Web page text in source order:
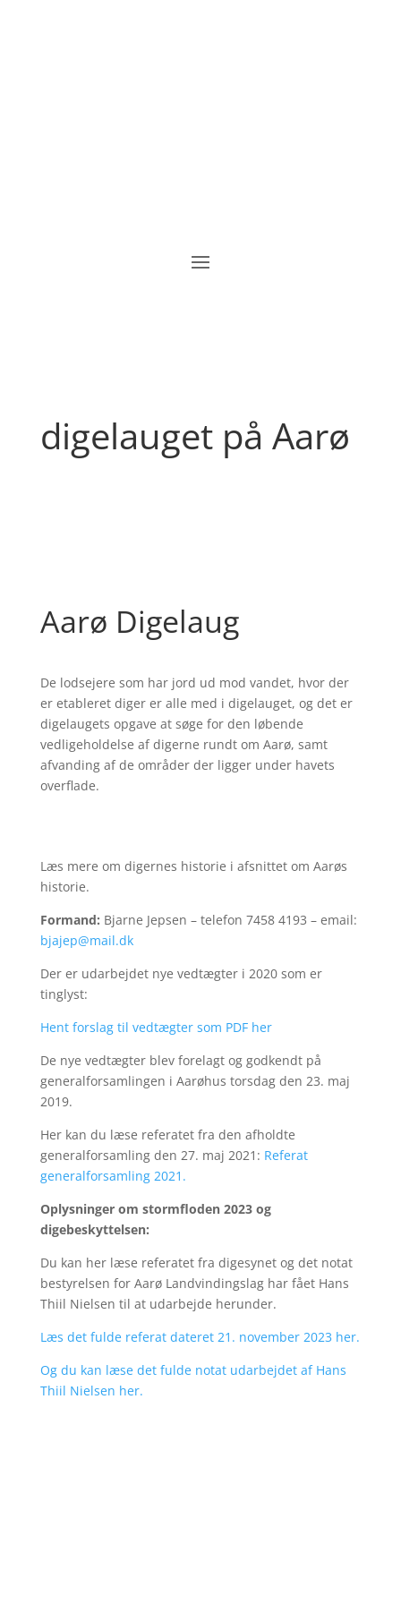
digelauget på Aarø
Aarø Digelaug
De lodsejere som har jord ud mod vandet, hvor der
er etableret diger er alle med i digelauget, og det er
digelaugets opgave at søge for den løbende
vedligeholdelse af digerne rundt om Aarø, samt
afvanding af de områder der ligger under havets
overflade.
Læs mere om digernes historie i afsnittet om Aarøs
historie.
Formand: Bjarne Jepsen – telefon 7458 4193 – email:
bjajep@mail.dk
Der er udarbejdet nye vedtægter i 2020 som er
tinglyst:
Hent forslag til vedtægter som PDF her
De nye vedtægter blev forelagt og godkendt på
generalforsamlingen i Aarøhus torsdag den 23. maj
2019.
Her kan du læse referatet fra den afholdte
generalforsamling den 27. maj 2021: Referat
generalforsamling 2021.
Oplysninger om stormfloden 2023 og
digebeskyttelsen:
Du kan her læse referatet fra digesynet og det notat
bestyrelsen for Aarø Landvindingslag har fået Hans
Thiil Nielsen til at udarbejde herunder.
Læs det fulde referat dateret 21. november 2023 her.
Og du kan læse det fulde notat udarbejdet af Hans
Thiil Nielsen her.